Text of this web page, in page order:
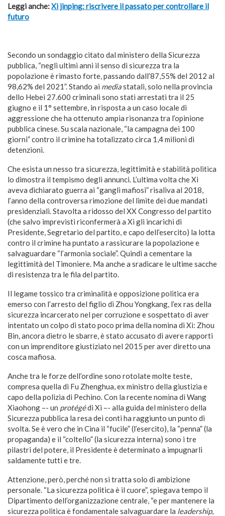
Leggi anche:Xi jinping: riscrivere il passato per controllare il
futuro
Secondo un sondaggio citato dal ministero della Sicurezza
pubblica, “negli ultimi anni il senso di sicurezza tra la
popolazione è rimasto forte, passando dall’87,55% del 2012 al
98,62% del 2021”. Stando ai mediastatali, solo nella provincia
dello Hebei 27.600 criminali sono stati arrestati tra il 25
giugno e il 1° settembre, in risposta a un caso locale di
aggressione che ha ottenuto ampia risonanza tra l’opinione
pubblica cinese. Su scala nazionale, “la campagna dei 100
giorni” contro il crimine ha totalizzato circa 1,4 milioni di
detenzioni.
Che esista un nesso tra sicurezza, legittimità e stabilità politica
lo dimostra il tempismo degli annunci. L’ultima volta che Xi
aveva dichiarato guerra ai “gangli mafiosi” risaliva al 2018,
l’anno della controversa rimozione del limite dei due mandati
presidenziali. Stavolta a ridosso del XX Congresso del partito
(che salvo imprevisti riconfermerà a Xi gli incarichi di
Presidente, Segretario del partito, e capo dell’esercito) la lotta
contro il crimine ha puntato a rassicurare la popolazione e
salvaguardare “l’armonia sociale”. Quindi a cementare la
legittimità del Timoniere. Ma anche a sradicare le ultime sacche
di resistenza tra le fila del partito.
Il legame tossico tra criminalità e opposizione politica era
emerso con l’arresto del figlio di Zhou Yongkang, l’ex ras della
sicurezza incarcerato nel per corruzione e sospettato di aver
intentato un colpo di stato poco prima della nomina di Xi: Zhou
Bin, ancora dietro le sbarre, è stato accusato di avere rapporti
con un imprenditore giustiziato nel 2015 per aver diretto una
cosca mafiosa.
Anche tra le forze dell’ordine sono rotolate molte teste,
compresa quella di Fu Zhenghua, ex ministro della giustizia e
capo della polizia di Pechino. Con la recente nomina di Wang
Xiaohong –- un protégédi Xi –- alla guida del ministero della
Sicurezza pubblica la resa dei conti ha raggiunto un punto di
svolta. Se è vero che in Cina il “fucile” (l’esercito), la “penna” (la
propaganda) e il “coltello” (la sicurezza interna) sono i tre
pilastri del potere, il Presidente è determinato a impugnarli
saldamente tutti e tre.
Attenzione, però, perché non si tratta solo di ambizione
personale. “La sicurezza politica è il cuore”, spiegava tempo il
Dipartimento dell’organizzazione centrale, “e per mantenere la
sicurezza politica è fondamentale salvaguardare la leadership,